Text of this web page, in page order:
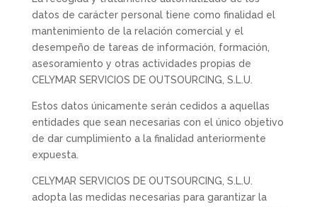
datos de carácter personal tiene como finalidad el
mantenimiento de la relación comercial y el
desempeño de tareas de información, formación,
asesoramiento y otras actividades propias de
CELYMAR SERVICIOS DE OUTSOURCING, S.L.U.
Estos datos únicamente serán cedidos a aquellas
entidades que sean necesarias con el único objetivo
de dar cumplimiento a la finalidad anteriormente
expuesta.
CELYMAR SERVICIOS DE OUTSOURCING, S.L.U.
adopta las medidas necesarias para garantizar la